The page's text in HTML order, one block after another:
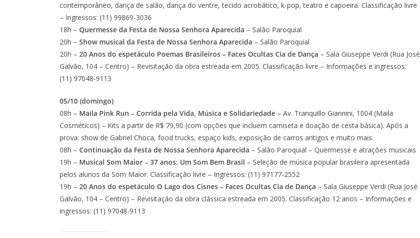
contemporâneo, dança de salão, dança do ventre, tecido acrobático, k-pop, teatro e capoeira. Classificação livre
– Ingressos: (11) 99869-3036
18h – Quermesse da Festa de Nossa Senhora Aparecida – Salão Paroquial
20h – Show musical da Festa de Nossa Senhora Aparecida – Salão Paroquial
20h – 20 Anos do espetáculo Poemas Brasileiros – Faces Ocultas Cia de Dança – Sala Giuseppe Verdi (Rua José
Galvão, 104 – Centro) – Revisitação da obra estreada em 2005. Classificação livre – Informações e ingressos:
(11) 97048-9113
05/10 (domingo)
08h – Maila Pink Run – Corrida pela Vida, Música e Solidariedade – Av. Tranquillo Giannini, 1004 (Maila
Cosméticos) – Kits a partir de R$ 79,90 (com opções que incluem camiseta e doação de cesta básica). Após a
prova: show de Gabriel Choca, food trucks, espaço kids, exposição de carros antigos e muito mais.
08h – Continuação da Festa de Nossa Senhora Aparecida – Salão Paroquial – Quermesse e atrações musicais
19h – Musical Som Maior – 37 anos: Um Som Bem Brasil – Seleção de música popular brasileira apresentada
pelos alunos da Som Maior. Classificação livre – Ingressos: (11) 97177-2552
19h – 20 Anos do espetáculo O Lago dos Cisnes – Faces Ocultas Cia de Dança – Sala Giuseppe Verdi (Rua José
Galvão, 104 – Centro) – Revisitação da obra clássica estreada em 2005. Classificação 12 anos – Informações e
ingressos: (11) 97048-9113